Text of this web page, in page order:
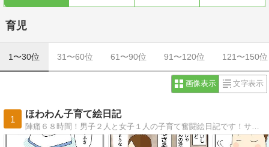
育児
1〜30位 31〜60位 61〜90位 91〜120位 121〜150位
画像表示 文字表示
1
ほわわん子育て絵日記